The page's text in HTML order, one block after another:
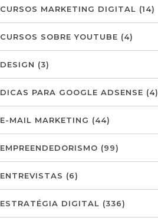
CURSOS MARKETING DIGITAL (14)
CURSOS SOBRE YOUTUBE (4)
DESIGN (3)
DICAS PARA GOOGLE ADSENSE (4)
E-MAIL MARKETING (44)
EMPREENDEDORISMO (99)
ENTREVISTAS (6)
ESTRATÉGIA DIGITAL (336)